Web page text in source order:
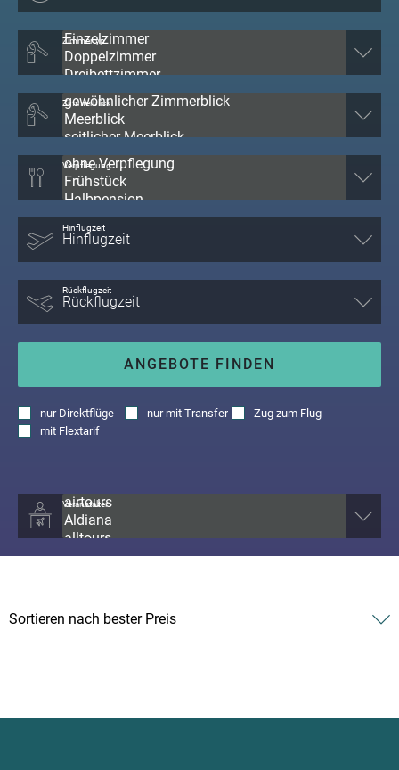
Zimmertyp
Zimmerblick
ANGEBOTE FINDEN
nur Direktflüge nurmit Transfer
Zug zum Flug
mit Flextarif
Verpflegung
Hinflugzeit
Rückflugzeit
Veranstalter